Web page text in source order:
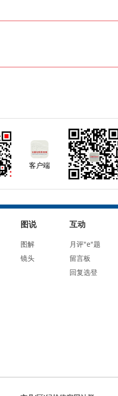
客户端
图说
图解
镜头
互动
月评"e"题
留言板
回复选登